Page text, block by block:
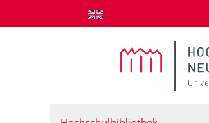
zum Inhalt springen